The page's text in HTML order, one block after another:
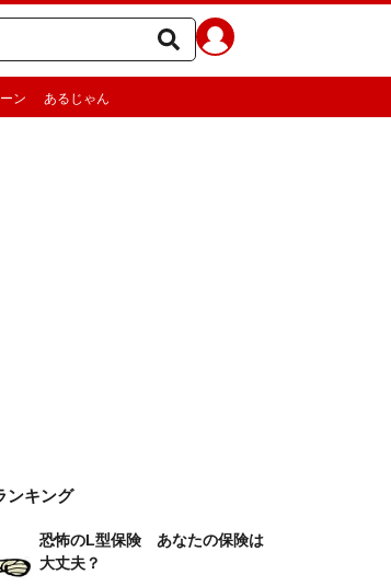
ン あるじゃん
ンキング
恐怖のL型保険 あなたの保険は
大丈夫？